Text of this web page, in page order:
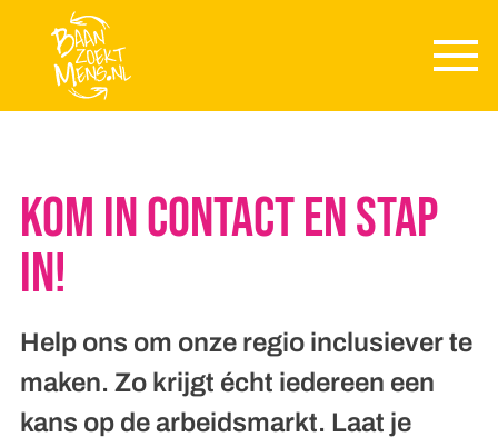
Skip to main content
Kom in contact en stap
in!
Help ons om onze regio inclusiever te
maken. Zo krijgt écht iedereen een
kans op de arbeidsmarkt. Laat je